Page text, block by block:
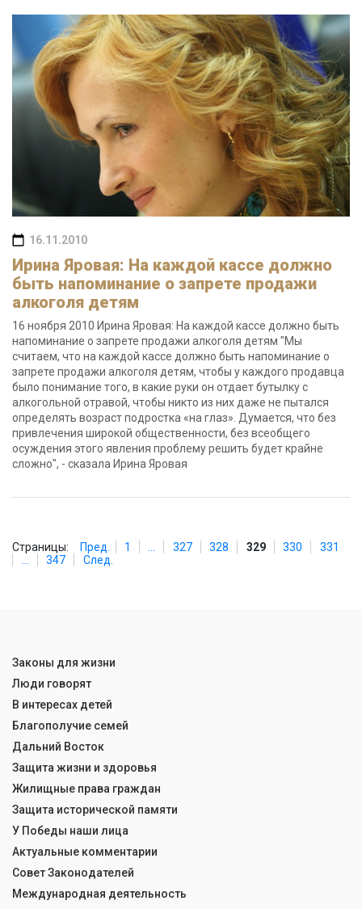
16.11.2010
Ирина Яровая: На каждой кассе должно
быть напоминание о запрете продажи
алкоголя детям
16 ноября 2010 Ирина Яровая: На каждой кассе должно быть
напоминание о запрете продажи алкоголя детям "Мы
считаем, что на каждой кассе должно быть напоминание о
запрете продажи алкоголя детям, чтобы у каждого продавца
было понимание того, в какие руки он отдает бутылку с
алкогольной отравой, чтобы никто из них даже не пытался
определять возраст подростка «на глаз». Думается, что без
привлечения широкой общественности, без всеобщего
осуждения этого явления проблему решить будет крайне
сложно", - сказала Ирина Яровая
Страницы: Пред. 1 327 328 329 330
331
347 След.
Законы для жизни
Люди говорят
В интересах детей
Благополучие семей
Дальний Восток
Защита жизни и здоровья
Жилищные права граждан
Защита исторической памяти
У Победы наши лица
Актуальные комментарии
Совет Законодателей
Международная деятельность